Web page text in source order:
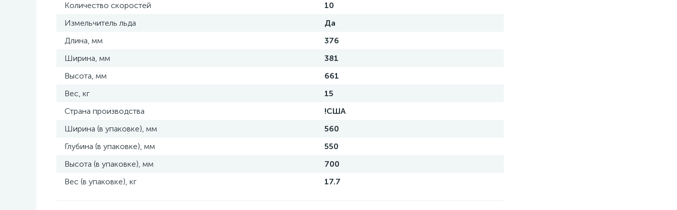
Количество скоростей
10
Измельчитель льда
Да
Длина, мм
376
Ширина, мм
381
Высота, мм
661
Вес, кг
15
Страна производства
!США
Ширина (в упаковке), мм
560
Глубина (в упаковке), мм
550
Высота (в упаковке), мм
700
Вес (в упаковке), кг
17.7